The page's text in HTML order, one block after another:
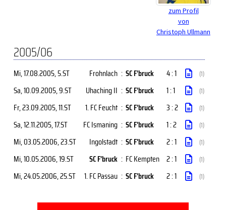
zum Profil
von
Christoph Ullmann
2005/06
Mi, 17.08.2005, 5.ST Frohnlach : SC F'bruck 4 : 1 (1)
Sa, 10.09.2005, 9.ST Uhaching II : SC F'bruck 1 : 1 (1)
Fr, 23.09.2005, 11.ST 1. FC Feucht : SC F'bruck 3 : 2 (1)
Sa, 12.11.2005, 17.ST FC Ismaning : SC F'bruck 1 : 2 (1)
Mi, 03.05.2006, 23.ST Ingolstadt : SC F'bruck 2 : 1 (1)
Mi, 10.05.2006, 19.ST SC F'bruck : FC Kempten 2 : 1 (1)
Mi, 24.05.2006, 25.ST 1. FC Passau : SC F'bruck 2 : 1 (1)